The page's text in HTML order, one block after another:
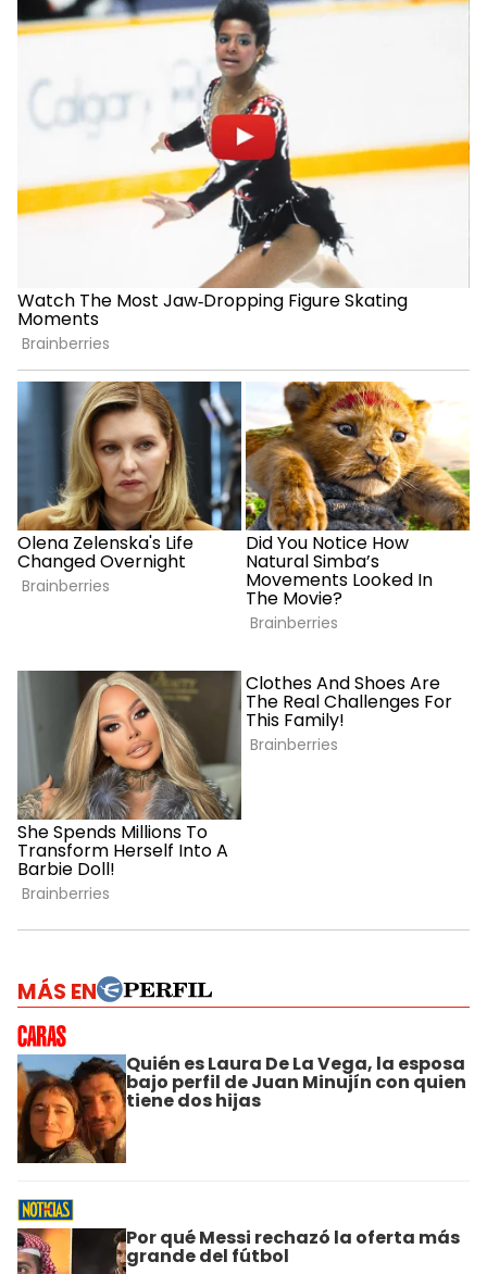
MÁS EN
Quién es Laura De La Vega, la esposa
bajo perfil de Juan Minujín con quien
tiene dos hijas
Por qué Messi rechazó la oferta más
grande del fútbol